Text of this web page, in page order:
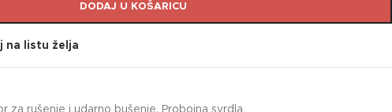
DODAJ U KOŠARICU
na listu želja
za rušenje i udarno bušenje, Probojna svrdla